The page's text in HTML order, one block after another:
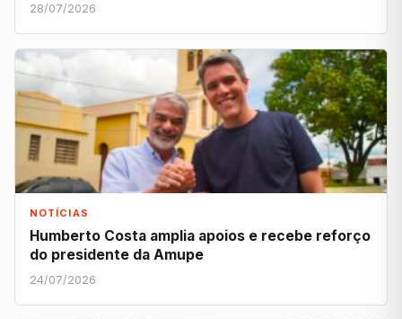
28/07/2026
NOTÍCIAS
Humberto Costa amplia apoios e recebe reforço
do presidente da Amupe
24/07/2026